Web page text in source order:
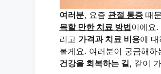
여러분, 요즘 관절 통증 때
목할 만한 치료 방법 이에요
리고 가격과 치료 비용에
볼게요. 여러분이 궁금해
건강을 회복하는 길, 같이